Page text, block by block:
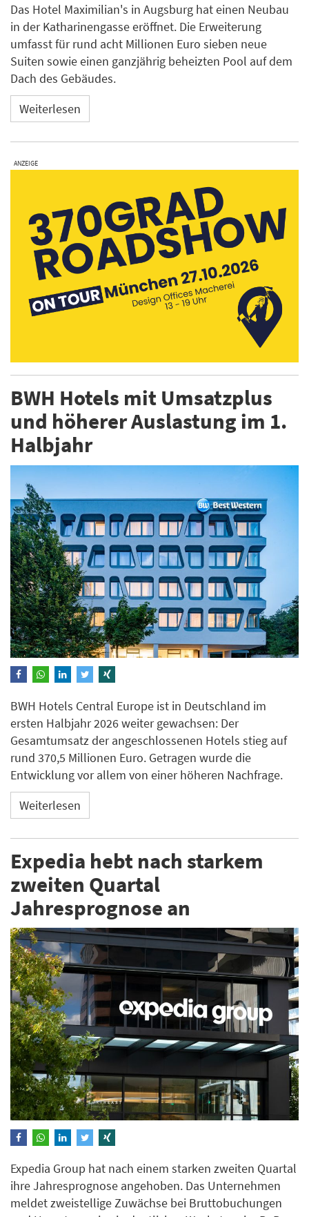
Das Hotel Maximilian's in Augsburg hat einen Neubau
in der Katharinengasse eröffnet. Die Erweiterung
umfasst für rund acht Millionen Euro sieben neue
Suiten sowie einen ganzjährig beheizten Pool auf dem
Dach des Gebäudes.
Weiterlesen
ANZEIGE
BWH Hotels mit Umsatzplus
und höherer Auslastung im 1.
Halbjahr
BWH Hotels Central Europe ist in Deutschland im
ersten Halbjahr 2026 weiter gewachsen: Der
Gesamtumsatz der angeschlossenen Hotels stieg auf
rund 370,5 Millionen Euro. Getragen wurde die
Entwicklung vor allem von einer höheren Nachfrage.
Weiterlesen
Expedia hebt nach starkem
zweiten Quartal
Jahresprognose an
Expedia Group hat nach einem starken zweiten Quartal
ihre Jahresprognose angehoben. Das Unternehmen
meldet zweistellige Zuwächse bei Bruttobuchungen